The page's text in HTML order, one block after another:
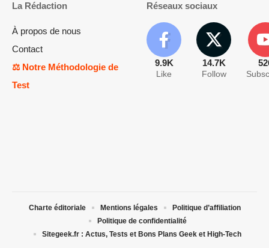
La Rédaction
À propos de nous
Contact
⚖️ Notre Méthodologie de
Test
Réseaux sociaux
9.9K
Like
14.7K
Follow
Charte éditoriale Mentions légales
Politique d’affiliation
Politique de confidentialité
Sitegeek.fr : Actus, Tests et Bons Plans Geek et High-Tech